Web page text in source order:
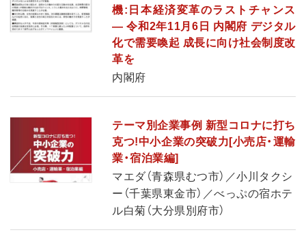
機:日本経済変革のラストチャンス
― 令和2年11月6日 内閣府 デジタル
化で需要喚起 成長に向け社会制度改
革を
内閣府
テーマ別企業事例 新型コロナに打ち
克つ!中小企業の突破力[小売店・運輸
業・宿泊業編]
マエダ（青森県むつ市）／小川タクシ
ー（千葉県東金市）／べっぷの宿ホテ
ル白菊（大分県別府市）